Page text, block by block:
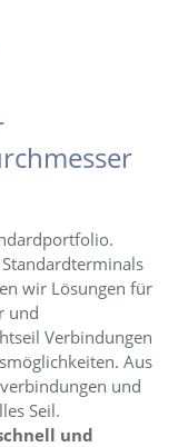
wir Lösungen für
und
Verbindungen
Aus
und
Seil.
und